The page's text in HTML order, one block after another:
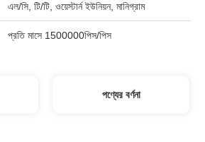
এল/সি, টি/টি, ওয়েস্টার্ন ইউনিয়ন, মানিগ্রাম
প্রতি মাসে 1500000পিস/পিস
পণ্যের বর্ণনা